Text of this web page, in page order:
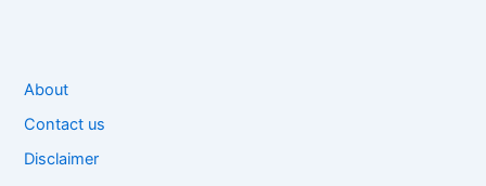
About
Contact us
Disclaimer